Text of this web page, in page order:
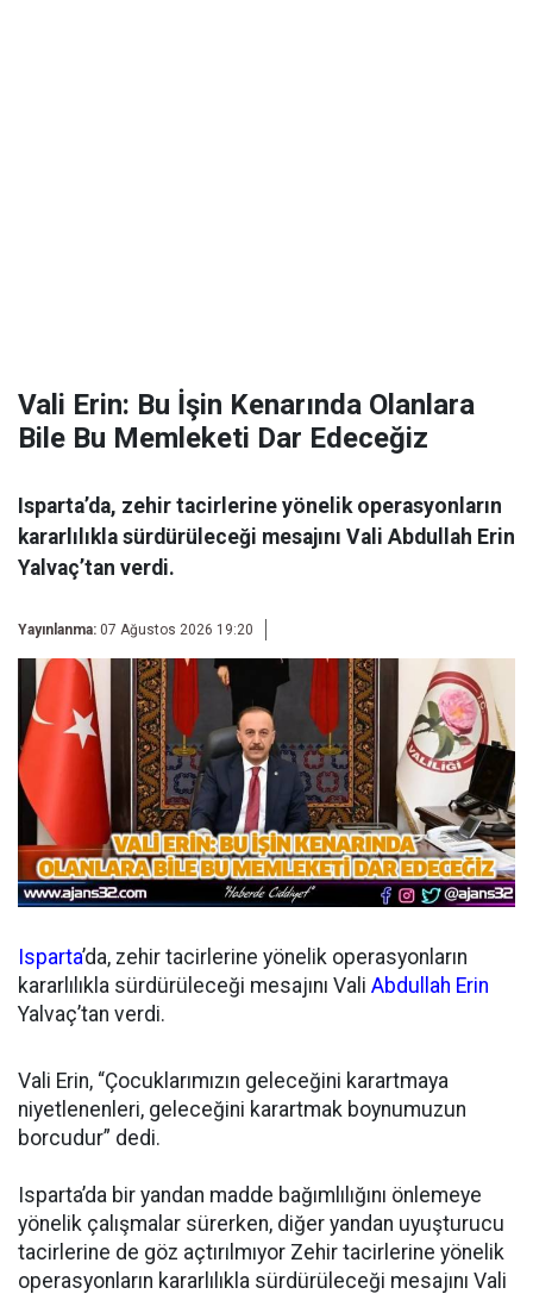
Vali Erin: Bu İşin Kenarında Olanlara
Bile Bu Memleketi Dar Edeceğiz
Isparta’da, zehir tacirlerine yönelik operasyonların
kararlılıkla sürdürüleceği mesajını Vali Abdullah Erin
Yalvaç’tan verdi.
Yayınlanma: 07 Ağustos 2026 19:20
Isparta’da, zehir tacirlerine yönelik operasyonların
kararlılıkla sürdürüleceği mesajını Vali Abdullah Erin
Yalvaç’tan verdi.
Vali Erin, “Çocuklarımızın geleceğini karartmaya
niyetlenenleri, geleceğini karartmak boynumuzun
borcudur” dedi.
Isparta’da bir yandan madde bağımlılığını önlemeye
yönelik çalışmalar sürerken, diğer yandan uyuşturucu
tacirlerine de göz açtırılmıyor Zehir tacirlerine yönelik
operasyonların kararlılıkla sürdürüleceği mesajını Vali